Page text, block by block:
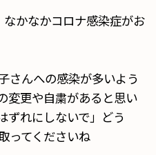
かなかコロナ感染症がお
さんへの感染が多いよう
変更や自粛があると思い
ずれにしないで」どう
ってくださいね